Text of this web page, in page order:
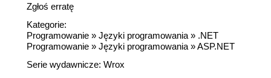
Zgłoś erratę
Kategorie:
Programowanie » Języki programowania » .NET
Programowanie » Języki programowania »ASP.NET
Serie wydawnicze: Wrox